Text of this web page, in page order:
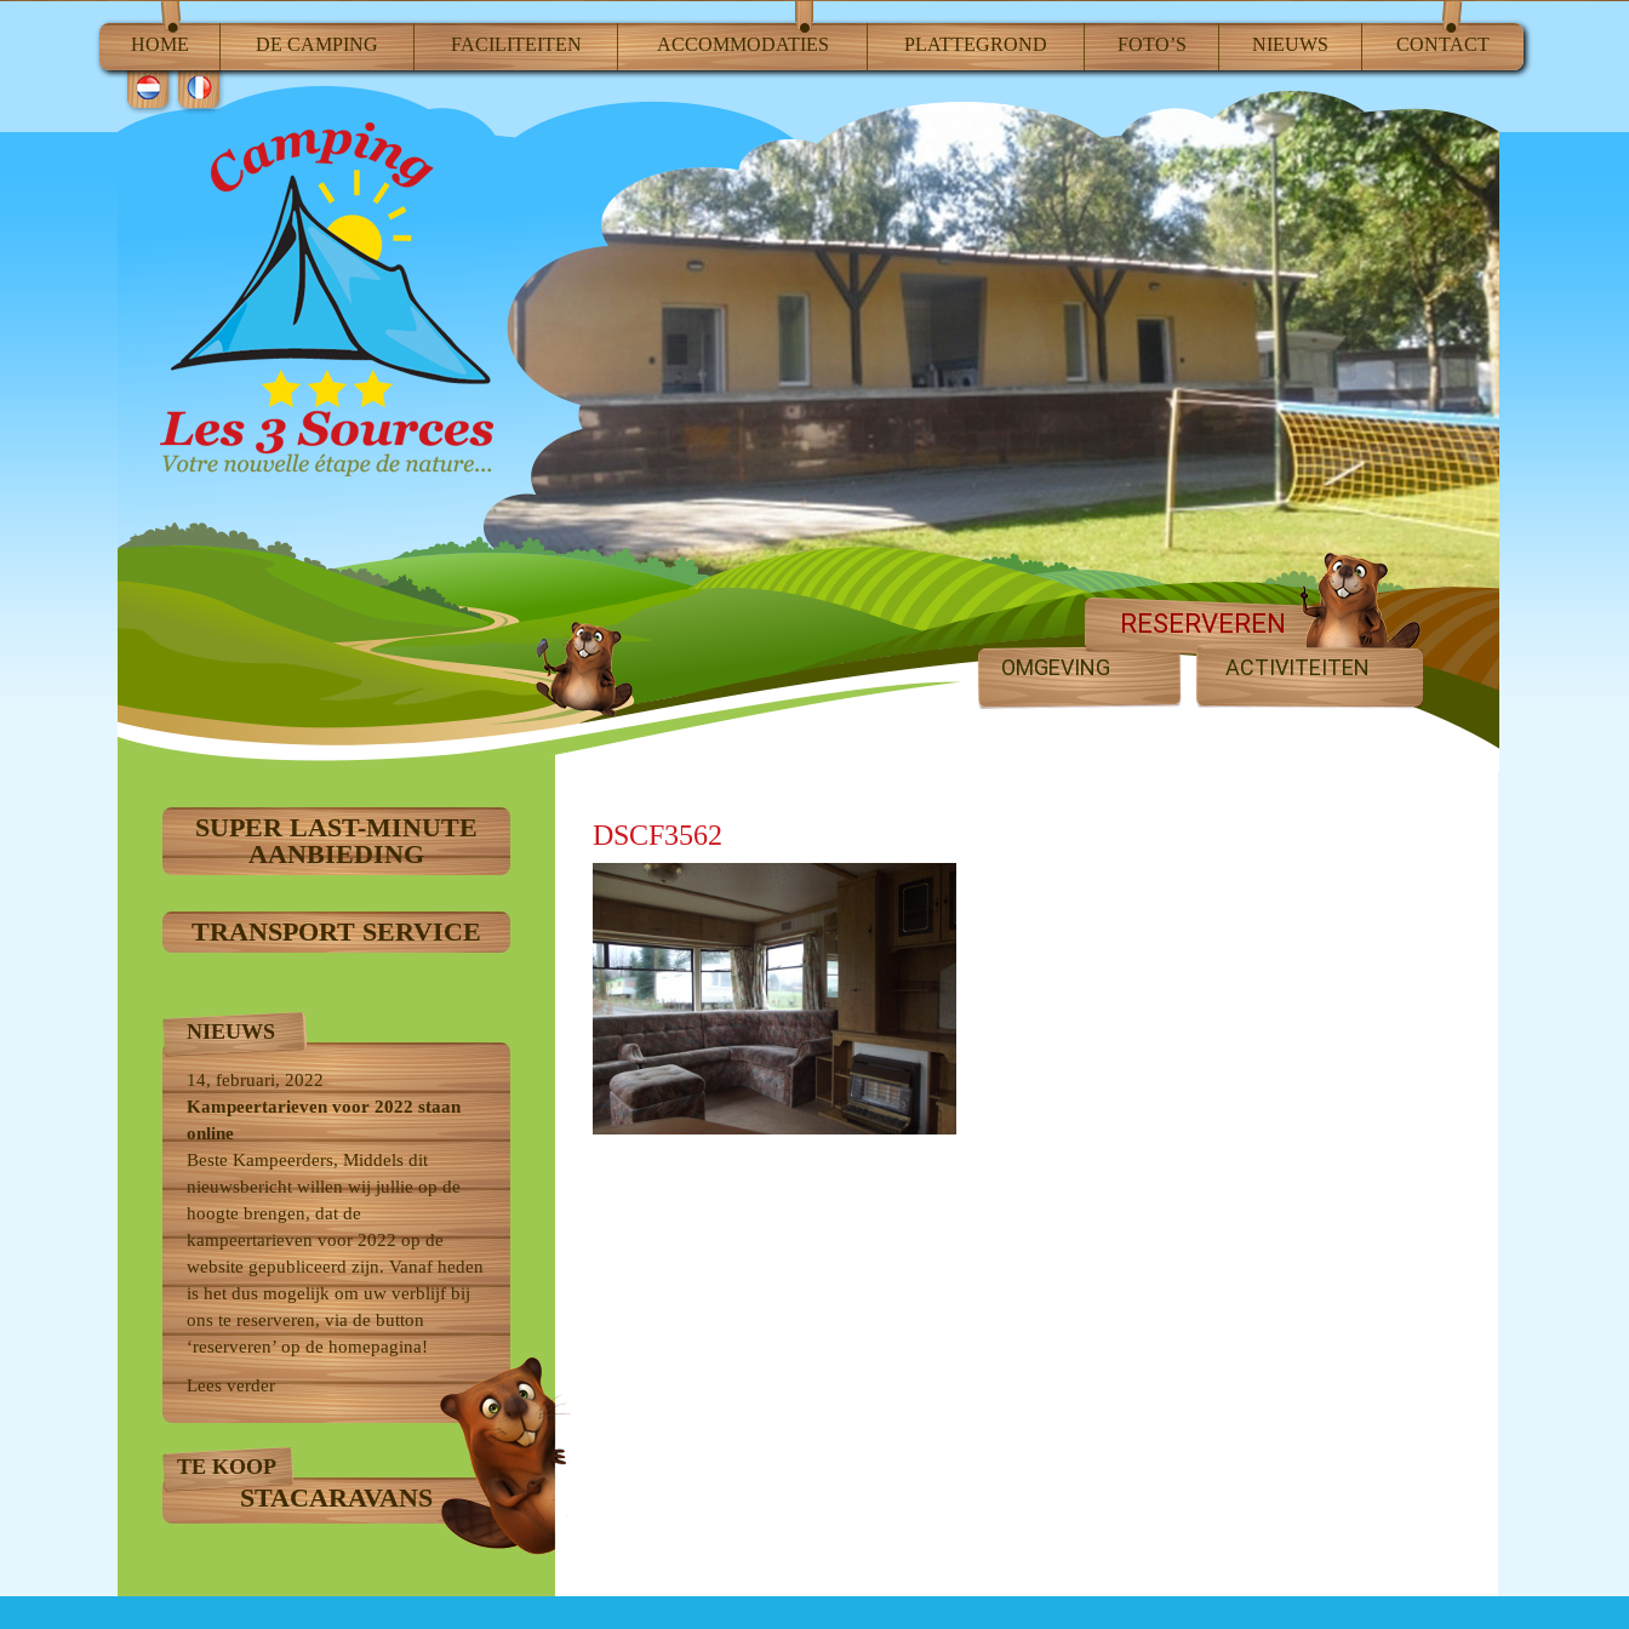
HOME DE CAMPING FACILITEITEN ACCOMMODATIES PLATTEGROND FOTO’S NIEUWS CONTACT
RESERVEREN
OMGEVING ACTIVITEITEN
DSCF3562
SUPER LAST-MINUTE
AANBIEDING
TRANSPORT SERVICE
NIEUWS
14, februari, 2022
Kampeertarieven voor 2022 staan
online
Beste Kampeerders, Middels dit
nieuwsbericht willen wij jullie op de
hoogte brengen, dat de
kampeertarieven voor 2022 op de
website gepubliceerd zijn. Vanaf heden
is het dus mogelijk om uw verblijf bij
ons te reserveren, via de button
‘reserveren’ op de homepagina!
Lees verder
TE KOOP
STACARAVANS